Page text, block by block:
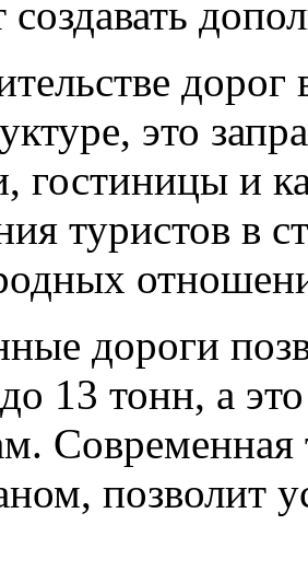
создавать
дорог
это
гостиницы и
туристов в
дороги
13 тонн, а
Современная
позволит